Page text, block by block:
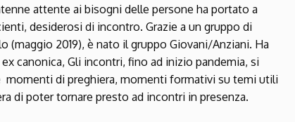
attente ai bisogni delle persone ha portato a
desiderosi di incontro. Grazie a un gruppo di
2019), è nato il gruppo Giovani/Anziani. Ha
canonica, Gli incontri, fino ad inizio pandemia, si
di preghiera, momenti formativi su temi utili
di poter tornare presto ad incontri in presenza.